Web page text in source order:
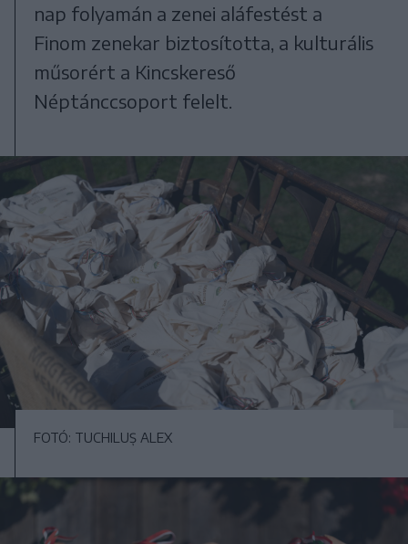
nap folyamán a zenei aláfestést a
Finom zenekar biztosította, a kulturális
műsorért a Kincskereső
Néptánccsoport felelt.
FOTÓ: TUCHILUȘ ALEX